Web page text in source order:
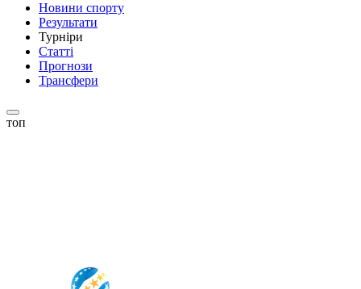
Новини спорту
Результати
Турніри
Статті
Прогнози
Трансфери
топ